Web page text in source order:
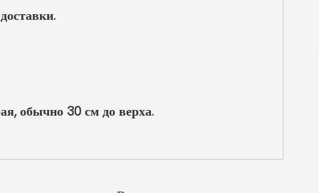
обычно 30 см до верха.